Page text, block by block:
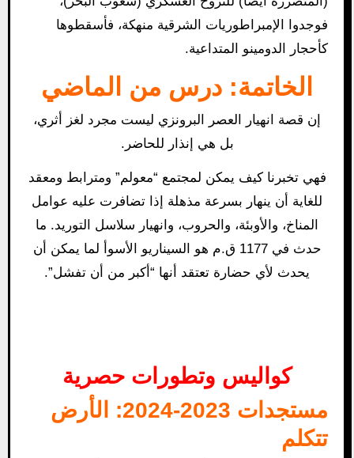
فوجدوا الإمبراطوريات الشرقية منهكة، فأسقطوها
كأحجار الدومينو المتداعية.
الخاتمة: درس من الماضي
إن قصة انهيار العصر البرونزي ليست مجرد لغز أثري،
بل هي إنذار للحاضر.
فهي تخبرنا كيف يمكن لمجتمع “معولم” ومترابط ومعقد
للغاية أن ينهار بسرعة مذهلة إذا تضافرت عليه عوامل
المناخ، والأوبئة، والحروب، وانهيار سلاسل التوريد. ما
حدث في 1177 ق.م هو السيناريو الأسوأ لما يمكن أن
يحدث لأي حضارة تعتقد أنها “أكبر من أن تفشل”.
كواليس وتطورات حصرية
مستجدات 2023-2024: الأرض
تتكلم